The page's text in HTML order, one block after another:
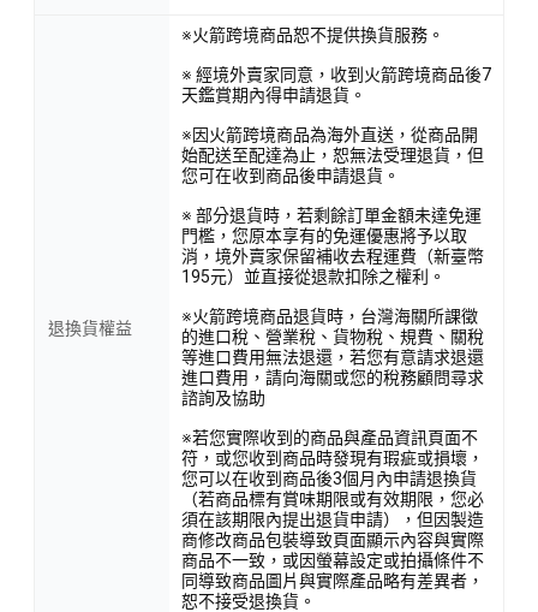
退換貨權益
※火箭跨境商品恕不提供換貨服務。
※ 經境外賣家同意，收到火箭跨境商品後7
天鑑賞期內得申請退貨。
※因火箭跨境商品為海外直送，從商品開
始配送至配達為止，恕無法受理退貨，但
您可在收到商品後申請退貨。
※ 部分退貨時，若剩餘訂單金額未達免運
門檻，您原本享有的免運優惠將予以取
消，境外賣家保留補收去程運費（新臺幣
195元）並直接從退款扣除之權利。
※火箭跨境商品退貨時，台灣海關所課徵
的進口稅、營業稅、貨物稅、規費、關稅
等進口費用無法退還，若您有意請求退還
進口費用，請向海關或您的稅務顧問尋求
諮詢及協助
※若您實際收到的商品與產品資訊頁面不
符，或您收到商品時發現有瑕疵或損壞，
您可以在收到商品後3個月內申請退換貨
（若商品標有賞味期限或有效期限，您必
須在該期限內提出退貨申請），但因製造
商修改商品包裝導致頁面顯示內容與實際
商品不一致，或因螢幕設定或拍攝條件不
同導致商品圖片與實際產品略有差異者，
恕不接受退換貨。